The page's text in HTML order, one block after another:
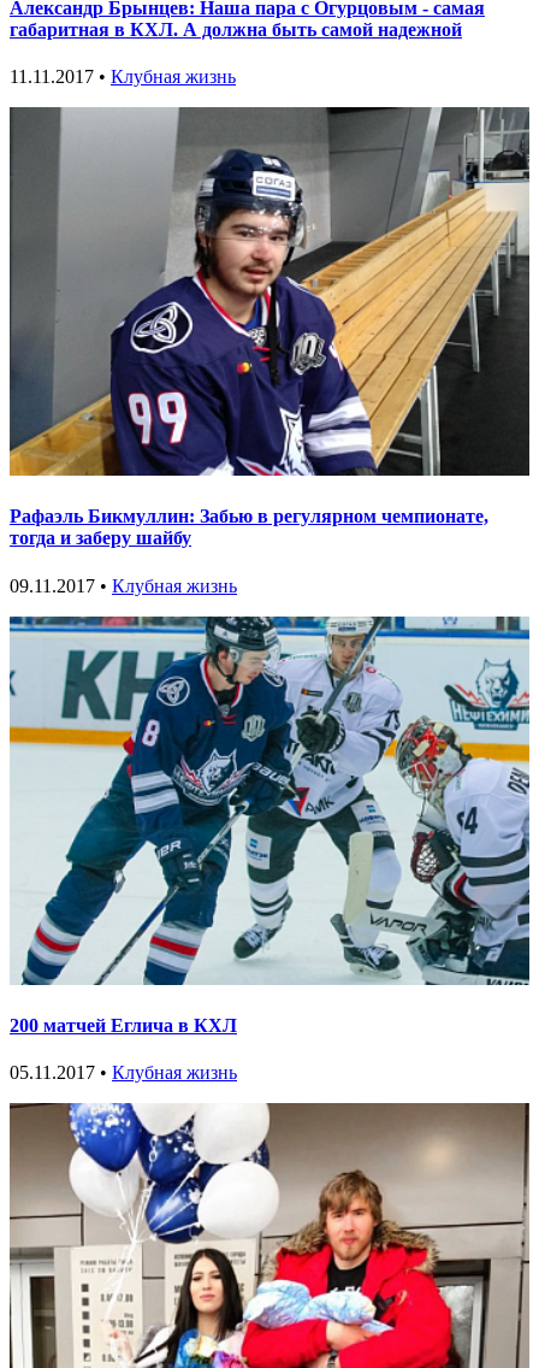
Александр Брынцев: Наша пара с Огурцовым - самая
габаритная в КХЛ. А должна быть самой надежной
11.11.2017 • Клубная жизнь
Рафаэль Бикмуллин: Забью в регулярном чемпионате,
тогда и заберу шайбу
09.11.2017 • Клубная жизнь
200 матчей Еглича в КХЛ
05.11.2017 • Клубная жизнь